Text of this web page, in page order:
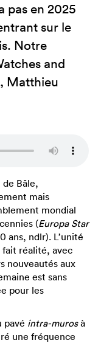
pas en 2025
sur le
Notre
and
Matthieu
Bâle,
mais
mondial
(Europa Star
ans, ndlr). L’unité
fait réalité, avec
nouveautés aux
est sans
pour les
pavé intra-murosà
une fréquence